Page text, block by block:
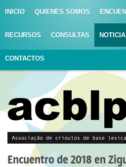
INICIO QUIENES SOMOS
RECURSOS CONSULTAS
CONTACTOS
Encuentro de 2018 en